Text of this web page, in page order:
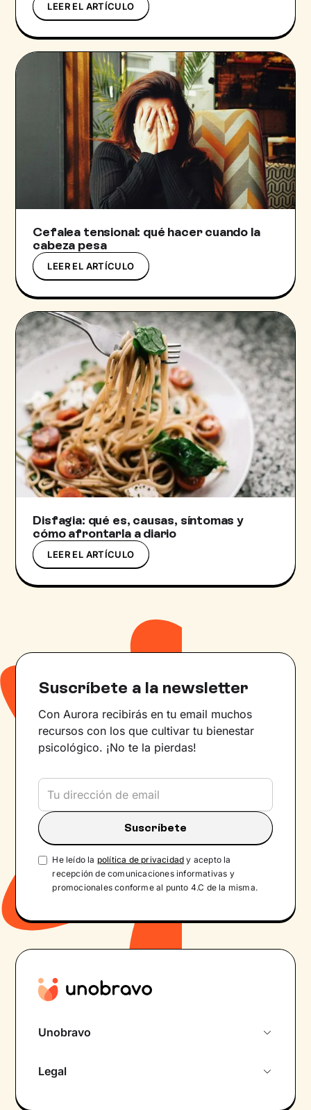
LEER EL ARTÍCULO
Cefalea tensional: qué hacer cuando la
cabeza pesa
LEER EL ARTÍCULO
Disfagia: qué es, causas, síntomas y
cómo afrontarla a diario
LEER EL ARTÍCULO
Suscríbete a la newsletter
Con Aurora recibirás en tu email muchos
recursos con los que cultivar tu bienestar
psicológico. ¡No te la pierdas!
He leído la política de privacidad y acepto la
recepción de comunicaciones informativas y
promocionales conforme al punto 4.C de la misma.
Unobravo
Legal